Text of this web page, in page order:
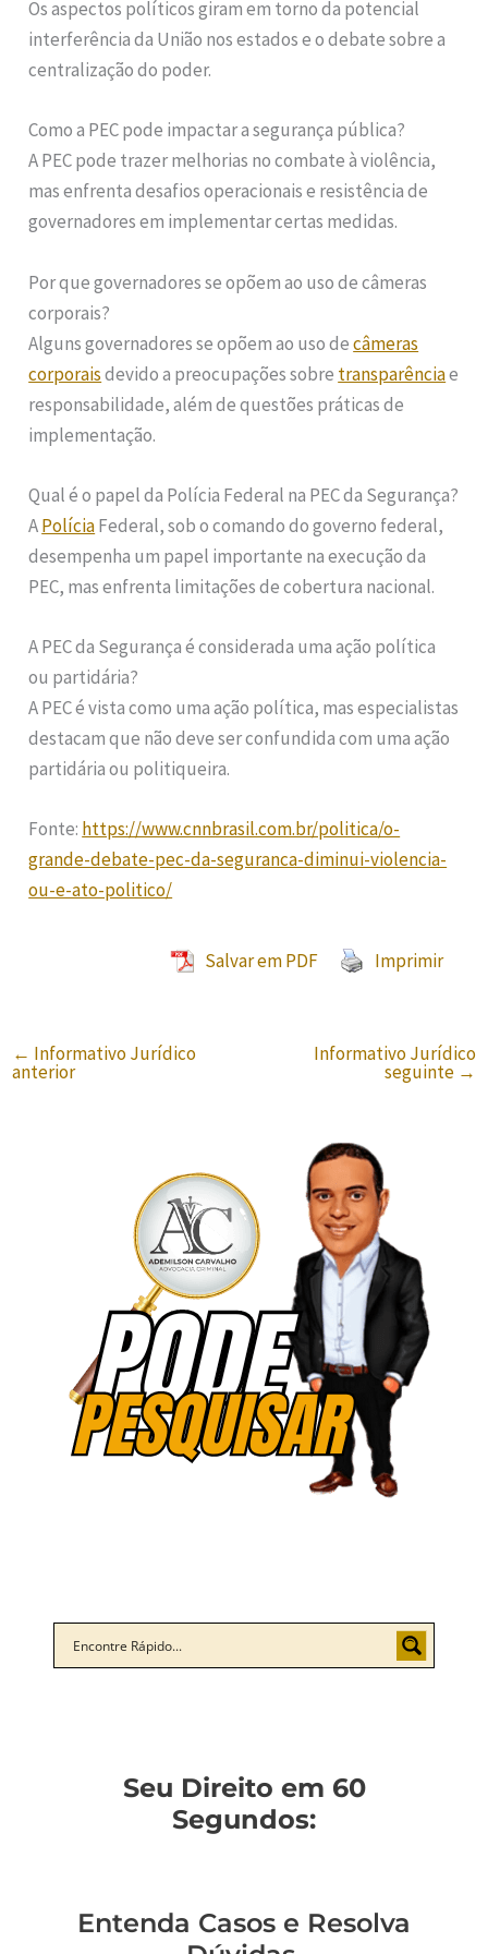
Os aspectos políticos giram em torno da potencial
interferência da União nos estados e o debate sobre a
centralização do poder.
Como a PEC pode impactar a segurança pública?
A PEC pode trazer melhorias no combate à violência,
mas enfrenta desafios operacionais e resistência de
governadores em implementar certas medidas.
Por que governadores se opõem ao uso de câmeras
corporais?
Alguns governadores se opõem ao uso decâmeras
corporaisdevido a preocupações sobre transparênciae
responsabilidade, além de questões práticas de
implementação.
Qual é o papel da Polícia Federal na PEC da Segurança?
APolíciaFederal, sob o comando do governo federal,
desempenha um papel importante na execução da
PEC, mas enfrenta limitações de cobertura nacional.
A PEC da Segurança é considerada uma ação política
ou partidária?
A PEC é vista como uma ação política, mas especialistas
destacam que não deve ser confundida com uma ação
partidária ou politiqueira.
Fonte: https://www.cnnbrasil.com.br/politica/o-
grande-debate-pec-da-seguranca-diminui-violencia-
ou-e-ato-politico/
Salvar em PDF Imprimir
← Informativo Jurídico
anterior
Informativo Jurídico
seguinte →
Seu Direito em 60
Segundos:
Entenda Casos e Resolva